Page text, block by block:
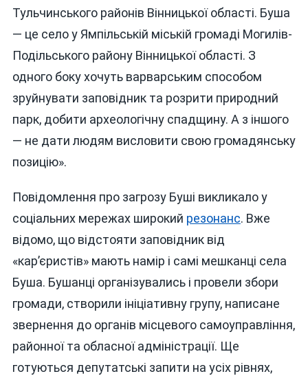
Тульчинського районів Вінницької області. Буша
— це село у Ямпільській міській громаді Могилів-
Подільського району Вінницької області. З
одного боку хочуть варварським способом
зруйнувати заповідник та розрити природний
парк, добити археологічну спадщину. А з іншого
— не дати людям висловити свою громадянську
позицію».
Повідомлення про загрозу Буші викликало у
соціальних мережах широкий резонанс. Вже
відомо, що відстояти заповідник від
«кар’єристів» мають намір і самі мешканці села
Буша. Бушанці організувались і провели збори
громади, створили ініціативну групу, написане
звернення до органів місцевого самоуправління,
районної та обласної адміністрації. Ще
готуються депутатські запити на усіх рівнях,